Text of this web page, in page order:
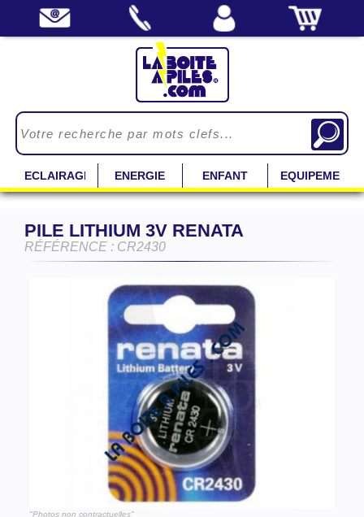
ECLAIRAGE ENERGIE ENFANT EQUIPEMENT
PILE LITHIUM 3V RENATA
RÉFÉRENCE : CR2430
"Photos non contractuelles"